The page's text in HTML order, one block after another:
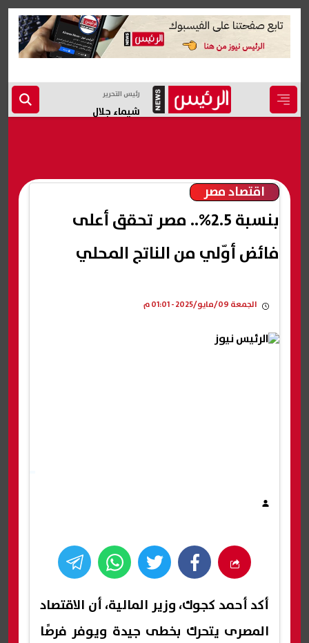
رئيس التحرير
شيماء جلال
اقتصاد مصر
بنسبة 2.5%.. مصر تحقق أعلى
فائض أوّلي من الناتج المحلي
الجمعة 09/مايو/2025 - 01:01 م
أكد أحمد كجوك، وزير المالية، أن الاقتصاد
المصرى يتحرك بخطى جيدة ويوفر فرصًا